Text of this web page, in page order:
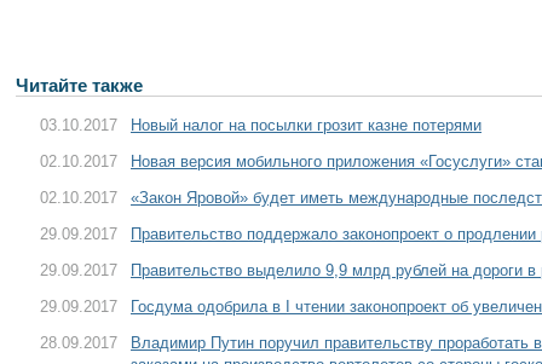
Читайте также
03.10.2017
Новый налог на посылки грозит казне потерями
02.10.2017
Новая версия мобильного приложения «Госуслуги»
02.10.2017
«Закон Яровой» будет иметь международные
29.09.2017
Правительство поддержало законопроект о
29.09.2017
Правительство выделило 9,9 млрд рублей на дороги в
29.09.2017
Госдума одобрила в I чтении законопроект об
28.09.2017
Владимир Путин поручил правительству проработать